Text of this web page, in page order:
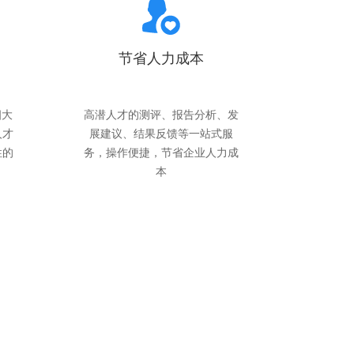
才
节省人力成本
高潜人才的测评、报告分析、发
展建议、结果反馈等一站式服
务，操作便捷，节省企业人力成
本